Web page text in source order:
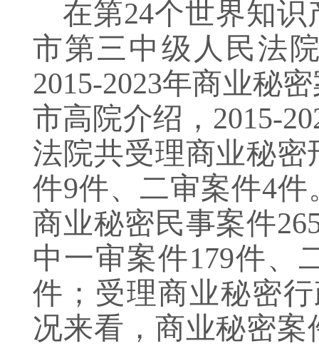
在第24个世界知
市第三中级人民法
2015-2023年商业秘
市高院介绍，2015-
法院共受理商业秘
件9件、二审案件4
商业秘密民事案件
中一审案件179件、
件；受理商业秘密
况来看，商业秘密